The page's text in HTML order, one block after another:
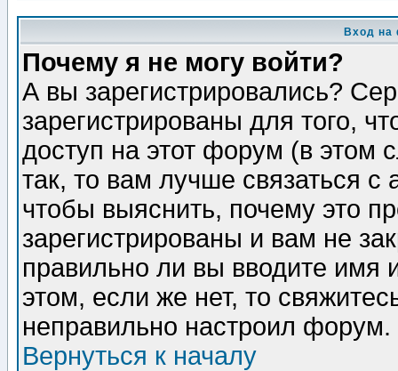
Вход на
Почему я не могу войти?
А вы зарегистрировались?
зарегистрированы для того,
доступ на этот форум (в этом
так, то вам лучше связаться
чтобы выяснить, почему это
зарегистрированы и вам не
правильно ли вы вводите
этом, если же нет, то
неправильно настроил форум.
Вернуться к началу